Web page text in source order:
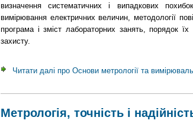
визначення систематичних і випадкових
вимірювання електричних величин, методології
програма і зміст лабораторних занять, порядок
захисту.
Читати далі про Основи метрології та
Метрологія, точність і